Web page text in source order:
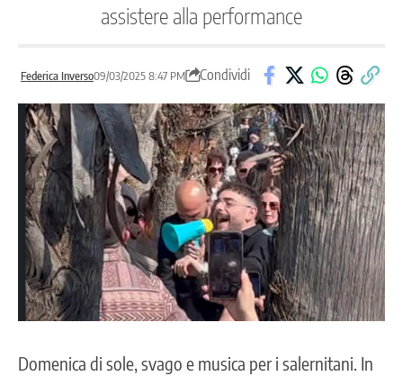
assistere alla performance
Federica Inverso09/03/2025 8:47 PM Condividi
Domenica di sole, svago e musica per i salernitani. In